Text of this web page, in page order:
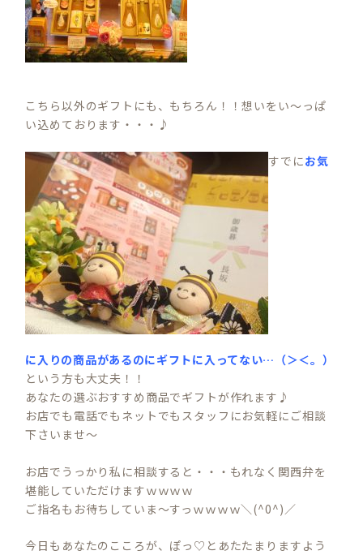
こちら以外のギフトにも、もちろん！！想いをい～っぱ
い込めております・・・♪
すでにお気
に入りの商品があるのにギフトに入ってない…（＞＜。）
という方も大丈夫！！
あなたの選ぶおすすめ商品でギフトが作れます♪
お店でも電話でもネットでもスタッフにお気軽にご相談
下さいませ～
お店でうっかり私に相談すると・・・もれなく関西弁を
堪能していただけますｗｗｗｗ
ご指名もお待ちしていま～すっｗｗｗｗ＼(^0^)／
今日もあなたのこころが、ぽっ♡とあたたまりますよう